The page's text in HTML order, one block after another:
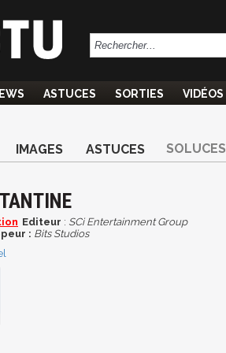
ASTUCES SORTIES VIDÉOS
IMAGES ASTUCES SOLUCES
Editeur : SCi Entertainment Group
: Bits Studios